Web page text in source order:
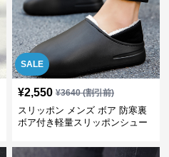
SALE
¥2,550 ¥3640(割引前)
スリッポン メンズ ボア 防寒裏
ボア付き軽量スリッポンシュー